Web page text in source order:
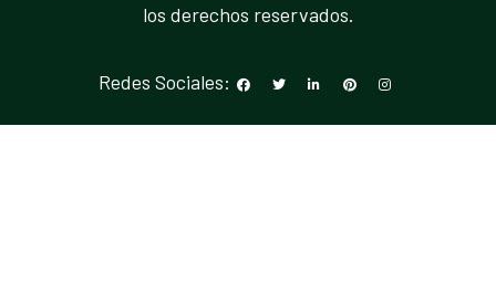
los derechos reservados.
Redes Sociales: